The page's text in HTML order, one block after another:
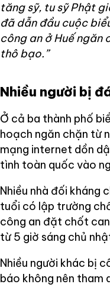
tăng sỹ, tu sỹ Phật
đã dẫn đầu cuộc
công an ở Huế
thô bạo.”
Nhiều người bị
Ở cả ba thành phố
hoạch ngăn chặn từ
mạng internet dồn
tình toàn quốc vào
Nhiều nhà đối kháng
tuổi có lập trường
công an đặt chốt
từ 5 giờ sáng chủ
Nhiều người khác bị
báo không nên tham